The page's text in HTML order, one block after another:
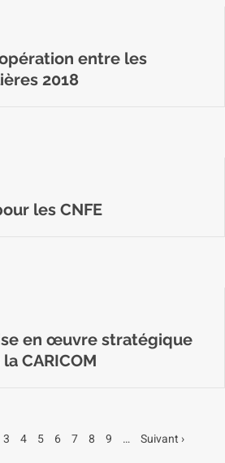
entre les
2018
les CNFE
en œuvre stratégique
CARICOM
Page
3 Page
4 Page
5 Page
6 Page
7 Page
8 Page
9 …
Page
Suivant ›